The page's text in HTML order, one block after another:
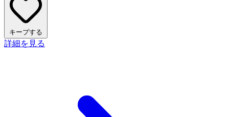
キープする
詳細を見る